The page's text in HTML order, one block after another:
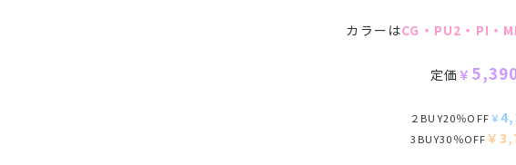
カラーはCG・PU2・PI・
定価 ￥
２BUY20％OFF￥
3BUY30％OFF￥